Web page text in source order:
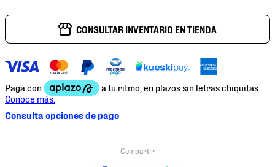
CONSULTAR INVENTARIO EN TIENDA
Consulta opciones de pago